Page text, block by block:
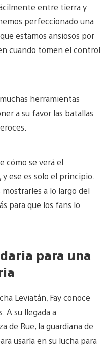
entre tierra y
perfeccionado una
estamos ansiosos por
cuando tomen el control
herramientas
a su favor las batallas
cómo se verá el
y ese es solo el principio.
a lo largo del
para que los fans lo
para una
Leviatán, Fay conoce
A su llegada a
de Rue, la guardiana de
usarla en su lucha para